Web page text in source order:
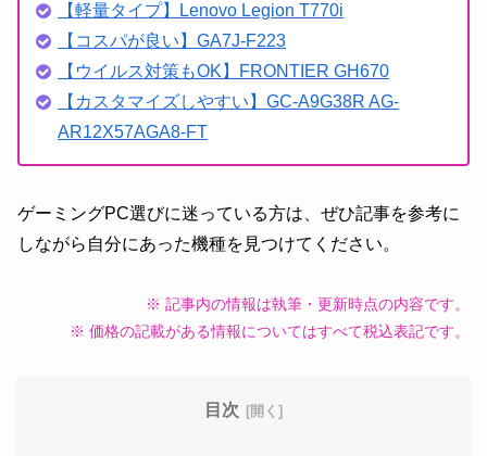
【軽量タイプ】Lenovo Legion T770i
【コスパが良い】GA7J-F223
【ウイルス対策もOK】FRONTIER GH670
【カスタマイズしやすい】GC-A9G38R AG-
AR12X57AGA8-FT
ゲーミングPC選びに迷っている方は、ぜひ記事を参考に
しながら自分にあった機種を見つけてください。
※ 記事内の情報は執筆・更新時点の内容です。
※ 価格の記載がある情報についてはすべて税込表記です。
目次